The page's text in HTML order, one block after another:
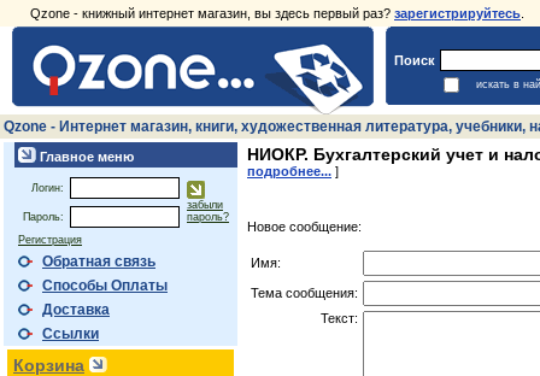
Qzone - книжный интернет магазин, вы здесь первый раз? зарегистрируйтесь
Поиск
искать в
Qzone - Интернет магазин, книги, художественная литература,
Главное меню
Логин:
Пароль:
забыли
пароль?
Регистрация
Обратная связь
Способы Оплаты
Доставка
Ссылки
Корзина
НИОКР. Бухгалтерский учет и
подробнее... ]
Новое сообщение:
Имя:
Тема сообщения:
Текст: